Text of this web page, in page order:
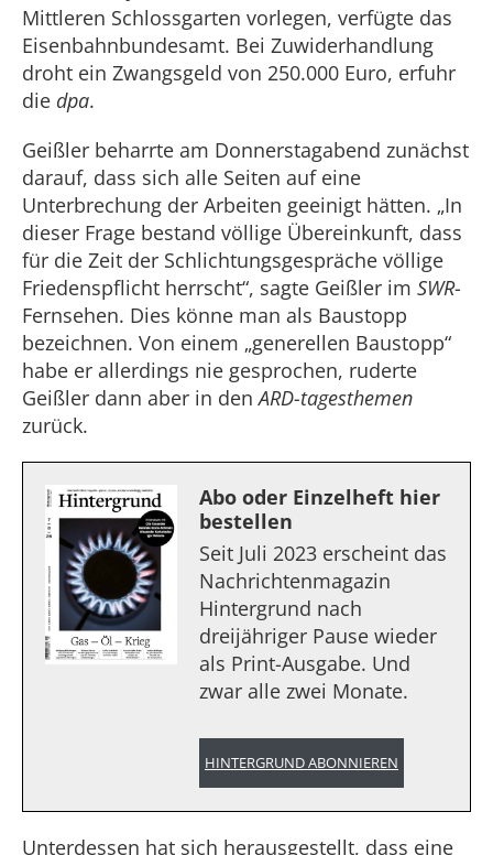
Mittleren Schlossgarten vorlegen, verfügte das
Eisenbahnbundesamt. Bei Zuwiderhandlung
droht ein Zwangsgeld von 250.000 Euro, erfuhr
die dpa.
Geißler beharrte am Donnerstagabend zunächst
darauf, dass sich alle Seiten auf eine
Unterbrechung der Arbeiten geeinigt hätten. „In
dieser Frage bestand völlige Übereinkunft, dass
für die Zeit der Schlichtungsgespräche völlige
Friedenspflicht herrscht“, sagte Geißler im SWR-
Fernsehen. Dies könne man als Baustopp
bezeichnen. Von einem „generellen Baustopp“
habe er allerdings nie gesprochen, ruderte
Geißler dann aber in denARD-tagesthemen
zurück.
Abo oder Einzelheft hier
bestellen
Seit Juli 2023 erscheint das
Nachrichtenmagazin
Hintergrund nach
dreijähriger Pause wieder
als Print-Ausgabe. Und
zwar alle zwei Monate.
HINTERGRUND ABONNIEREN
Unterdessen hat sich herausgestellt, dass eine